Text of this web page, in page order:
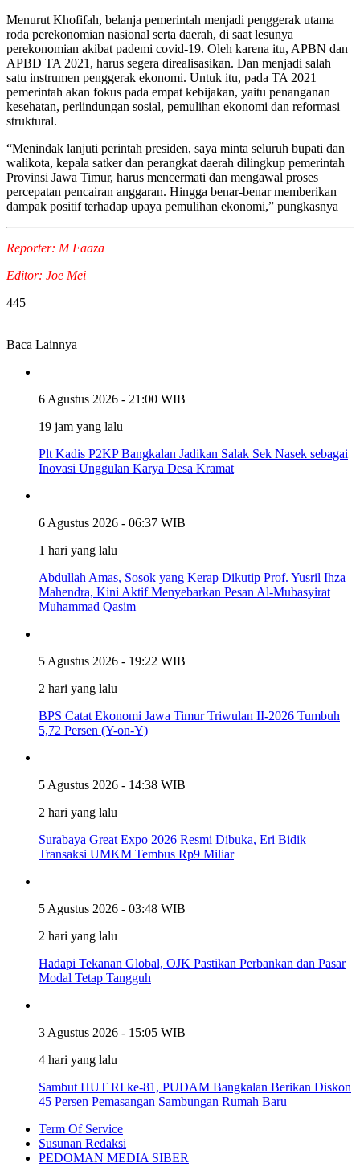
Menurut Khofifah, belanja pemerintah menjadi penggerak utama
roda perekonomian nasional serta daerah, di saat lesunya
perekonomian akibat pademi covid-19. Oleh karena itu, APBN dan
APBD TA 2021, harus segera direalisasikan. Dan menjadi salah
satu instrumen penggerak ekonomi. Untuk itu, pada TA 2021
pemerintah akan fokus pada empat kebijakan, yaitu penanganan
kesehatan, perlindungan sosial, pemulihan ekonomi dan reformasi
struktural.
“Menindak lanjuti perintah presiden, saya minta seluruh bupati dan
walikota, kepala satker dan perangkat daerah dilingkup pemerintah
Provinsi Jawa Timur, harus mencermati dan mengawal proses
percepatan pencairan anggaran. Hingga benar-benar memberikan
dampak positif terhadap upaya pemulihan ekonomi,” pungkasnya
Reporter: M Faaza
Editor: Joe Mei
445
Baca Lainnya
6 Agustus 2026 - 21:00 WIB
19 jam yang lalu
Plt Kadis P2KP Bangkalan Jadikan Salak Sek Nasek sebagai
Inovasi Unggulan Karya Desa Kramat
6 Agustus 2026 - 06:37 WIB
1 hari yang lalu
Abdullah Amas, Sosok yang Kerap Dikutip Prof. Yusril Ihza
Mahendra, Kini Aktif Menyebarkan Pesan Al-Mubasyirat
Muhammad Qasim
5 Agustus 2026 - 19:22 WIB
2 hari yang lalu
BPS Catat Ekonomi Jawa Timur Triwulan II-2026 Tumbuh
5,72 Persen (Y-on-Y)
5 Agustus 2026 - 14:38 WIB
2 hari yang lalu
Surabaya Great Expo 2026 Resmi Dibuka, Eri Bidik
Transaksi UMKM Tembus Rp9 Miliar
5 Agustus 2026 - 03:48 WIB
2 hari yang lalu
Hadapi Tekanan Global, OJK Pastikan Perbankan dan Pasar
Modal Tetap Tangguh
3 Agustus 2026 - 15:05 WIB
4 hari yang lalu
Sambut HUT RI ke-81, PUDAM Bangkalan Berikan Diskon
45 Persen Pemasangan Sambungan Rumah Baru
Term Of Service
Susunan Redaksi
PEDOMAN MEDIA SIBER